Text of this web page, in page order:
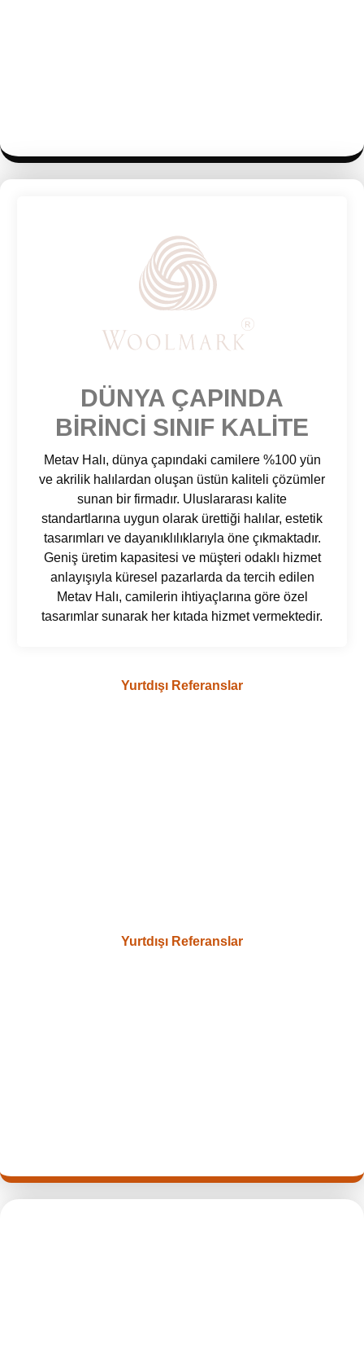
DÜNYA ÇAPINDA
BIRINCI SINIF KALITE
Metav Halı, dünya çapındaki camilere %100 yün
ve akrilik halılardan oluşan üstün kaliteli çözümler
sunan bir firmadır. Uluslararası kalite
standartlarına uygun olarak ürettiği halılar, estetik
tasarımları ve dayanıklılıklarıyla öne çıkmaktadır.
Geniş üretim kapasitesi ve müşteri odaklı hizmet
anlayışıyla küresel pazarlarda da tercih edilen
Metav Halı, camilerin ihtiyaçlarına göre özel
tasarımlar sunarak her kıtada hizmet vermektedir.
Yurtdışı Referanslar
Yurtdışı Referanslar